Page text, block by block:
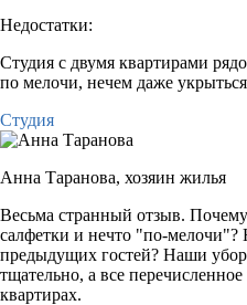
Недостатки:
Студия с двумя квартирами
по мелочи, нечем даже укрыться
Студия
Анна Таранова, хозяин жилья
Весьма странный отзыв.
салфетки и нечто "по-мелочи"?
предыдущих гостей? Наши
тщательно, а все
квартирах.